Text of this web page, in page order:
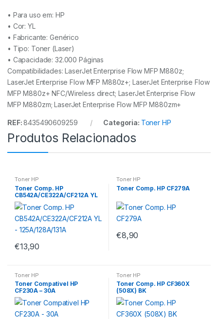
• Para uso em: HP
• Cor: YL
• Fabricante:Genérico
• Tipo: Toner (Laser)
• Capacidade:32.000 Páginas
Compatibilidades: LaserJet Enterprise Flow MFP M880z;
LaserJet Enterprise Flow MFP M880z+; LaserJet Enterprise Flow
MFP M880z+ NFC/Wireless direct; LaserJet Enterprise Flow
MFP M880zm; LaserJet Enterprise Flow MFP M880zm+
REF:8435490609259 Categoria: Toner HP
Produtos Relacionados
Toner HP
Toner Comp. HP
CB542A/CE322A/CF212A YL
– 125A/128A/131A
€13,90
Toner HP
Toner Comp. HP CF279A
€8,90
Toner HP
Toner Compativel HP
CF230A – 30A
Toner HP
Toner Comp. HP CF360X
(508X) BK